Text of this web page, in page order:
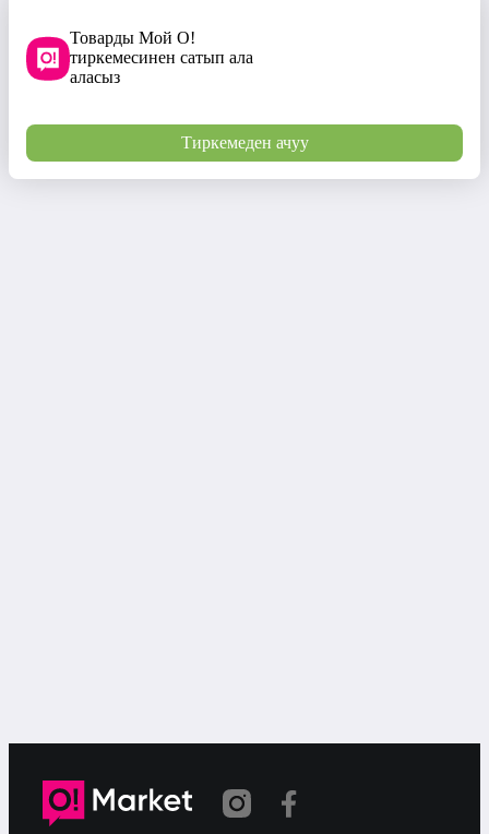
Товарды Мой О!
тиркемесинен сатып ала
аласыз
Тиркемеден ачуу